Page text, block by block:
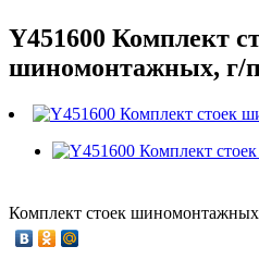
Y451600 Комплект
шиномонтажных, г/п
Комплект стоек